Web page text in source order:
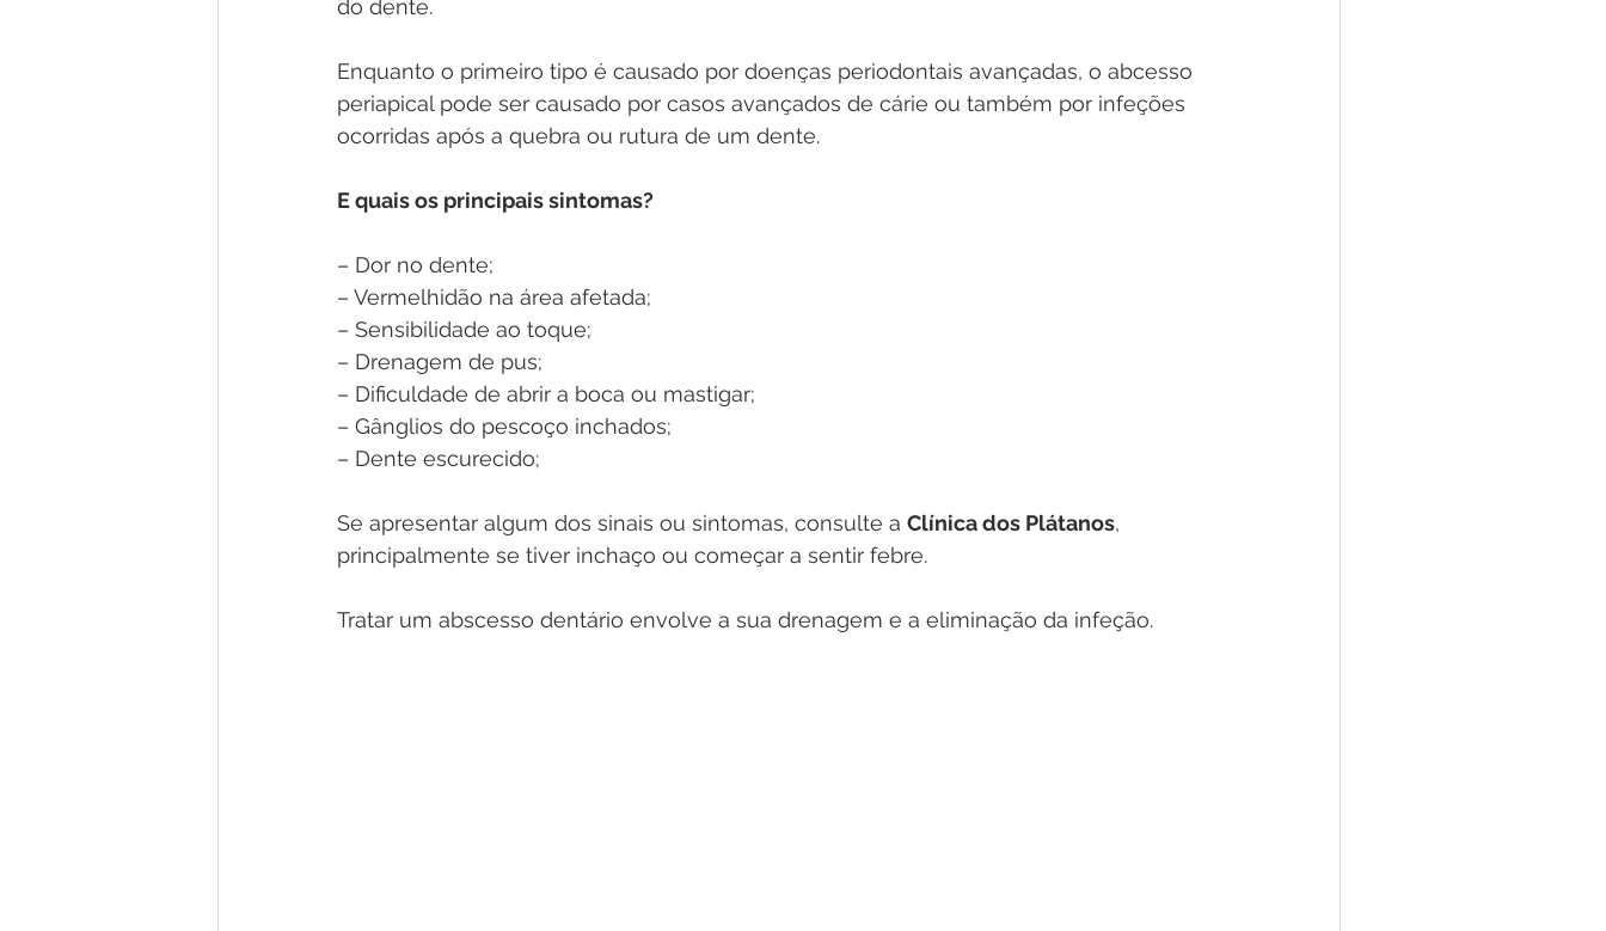
do dente.
Enquanto o primeiro tipo é causado por doenças periodontais avançadas, o abcesso
periapical pode ser causado por casos avançados de cárie ou também por infeções
ocorridas após a quebra ou rutura de um dente.
E quais os principais sintomas?
– Dor no dente;
– Vermelhidão na área afetada;
– Sensibilidade ao toque;
– Drenagem de pus;
– Dificuldade de abrir a boca ou mastigar;
– Gânglios do pescoço inchados;
– Dente escurecido;
Se apresentar algum dos sinais ou sintomas, consulte a Clínica dos Plátanos,
principalmente se tiver inchaço ou começar a sentir febre.
Tratar um abscesso dentário envolve a sua drenagem e a eliminação da infeção.